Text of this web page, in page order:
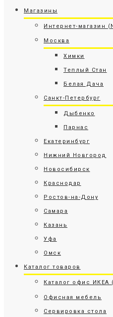
Магазины
Интернет-магазин
Москва
Химки
Теплый Стан
Белая Дача
Санкт-Петербург
Дыбенко
Парнас
Екатеринбург
Нижний Новгород
Новосибирск
Краснодар
Ростов-на-Дону
Самара
Казань
Уфа
Омск
Каталог товаров
Каталог офис ИКЕА
Офисная мебель
Сервировка стола